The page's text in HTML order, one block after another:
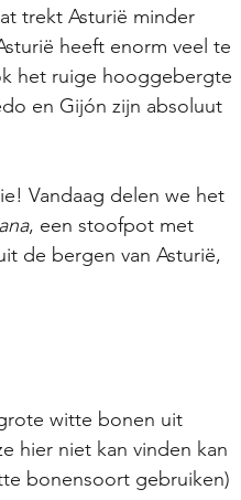
trekt Asturië minder
heeft enorm veel te
het ruige hooggebergte
en Gijón zijn absoluut
Vandaag delen we het
, een stoofpot met
de bergen van Asturië,
witte bonen uit
hier niet kan vinden kan
bonensoort gebruiken)